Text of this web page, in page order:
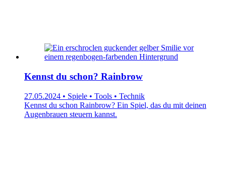
Kennst du schon? Rainbrow
27.05.2024 • Spiele • Tools • Technik
Kennst du schon Rainbrow? Ein Spiel, das du mit deinen
Augenbrauen steuern kannst.